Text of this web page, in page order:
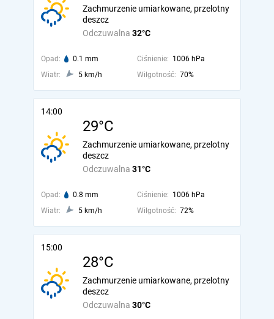
Odczuwalna 32°C
Zachmurzenie umiarkowane, przelotny
deszcz
Opad: 0.1 mm Ciśnienie: 1006 hPa
Wiatr:
5 km/h Wilgotność: 70%
14:00
29°C
Odczuwalna 31°C
Zachmurzenie umiarkowane, przelotny
deszcz
Opad: 0.8 mm Ciśnienie: 1006 hPa
Wiatr:
5 km/h Wilgotność: 72%
15:00
28°C
Odczuwalna 30°C
Zachmurzenie umiarkowane, przelotny
deszcz